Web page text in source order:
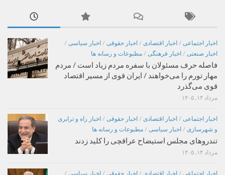
اخبار اجتماعی / اخبار اقتصادی / اخبار حقوقی / اخبار سیاسی /
اخبار صنعتی / اخبار فرهنگی / مطبوعات و رسانه ها
فاصله حرف مسئولان با سفره مردم زیاد است / مردم
مهار تورم را می‌خواهند / ایران قوی از مسیر اقتصاد
قوی می‌گذرد
مرداد ۱۴, ۱۴۰۵
اخبار اجتماعی / اخبار اقتصادی / اخبار حقوقی / اخبار راه و ترابری
و شهرسازی / اخبار سیاسی / مطبوعات و رسانه ها
تندروهای مجلس استیضاح عراقچی را کلید زدند
مرداد ۱۴, ۱۴۰۵
اخبار اجتماعی / اخبار اقتصادی / اخبار حقوقی / اخبار سیاسی /